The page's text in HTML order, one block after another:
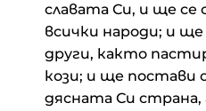
славата Си, и ще се
всички народи; и
други, както
кози; и ще постави
дясната Си страна,